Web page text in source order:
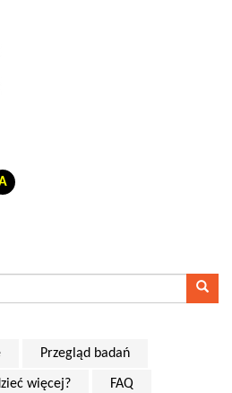
Przegląd badań
więcej? FAQ